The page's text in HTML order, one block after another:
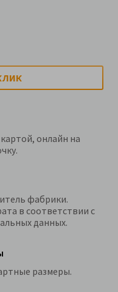
онлайн на
фабрики.
в соответствии с
данных.
размеры.